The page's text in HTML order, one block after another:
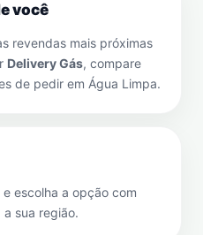
você
revendas mais próximas
Delivery Gás, compare
de pedir em Água Limpa.
escolha a opção com
sua região.